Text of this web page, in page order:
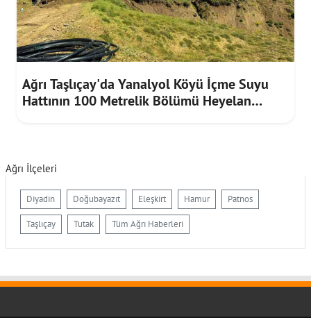
Ağrı Taşlıçay'da Yanalyol Köyü İçme Suyu
Hattının 100 Metrelik Bölümü Heyelan
Ağrı İlçeleri
Diyadin Doğubayazıt Eleşkirt Hamur Patnos
Taşlıçay Tutak Tüm Ağrı Haberleri